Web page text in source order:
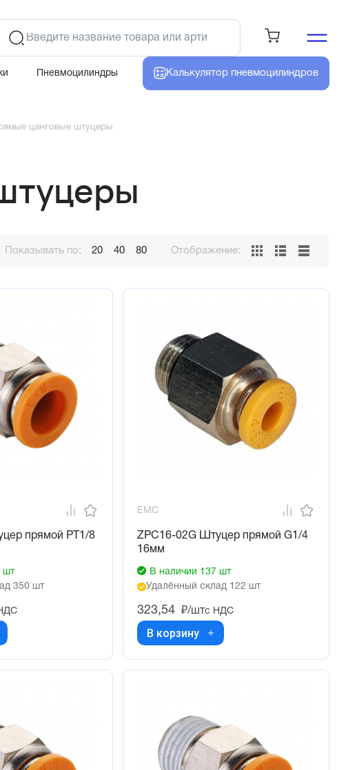
Пневмоцилиндры Калькулятор пневмоцилиндров
цанговые штуцеры
Показывать по: 20 40 80 Отображение:
прямой PT1/8
шт
350 шт
EMC
ZPC16-02G Штуцер прямой G1/4
16мм
В наличии 137 шт
Удалённый склад 122 шт
323,54 ₽/штс НДС
В корзину